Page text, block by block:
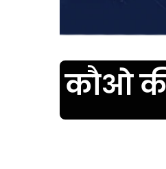
कौओ